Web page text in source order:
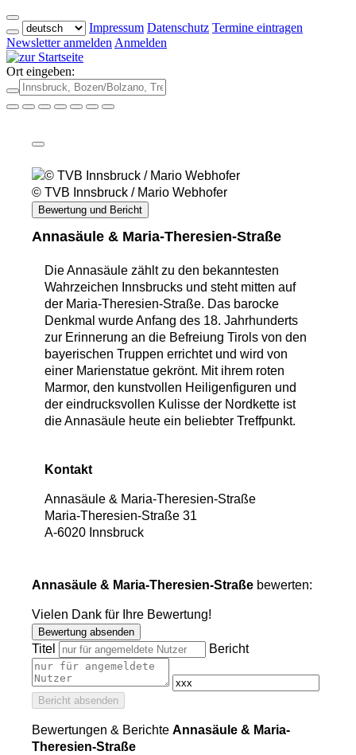
Impressum Datenschutz Termine eintragen
Newsletter anmelden Anmelden
Ort eingeben:
© TVB Innsbruck / Mario Webhofer
Bewertung und Bericht
Annasäule & Maria-Theresien-Straße
Die Annasäule zählt zu den bekanntesten
Wahrzeichen Innsbrucks und steht mitten auf
der Maria-Theresien-Straße. Das barocke
Denkmal wurde Anfang des 18. Jahrhunderts
zur Erinnerung an die Befreiung Tirols von den
bayerischen Truppen errichtet und wird von
einer Marienstatue gekrönt. Mit ihrem roten
Marmor, den kunstvollen Heiligenfiguren und
der eindrucksvollen Kulisse der Nordkette ist
die Annasäule heute ein beliebter Treffpunkt.
Kontakt
Annasäule & Maria-Theresien-Straße
Maria-Theresien-Straße 31
A-6020 Innsbruck
Annasäule & Maria-Theresien-Straße bewerten:
Vielen Dank für Ihre Bewertung!
Bewertung absenden
Titel Bericht
Bericht absenden
Bewertungen & Berichte Annasäule & Maria-
Theresien-Straße